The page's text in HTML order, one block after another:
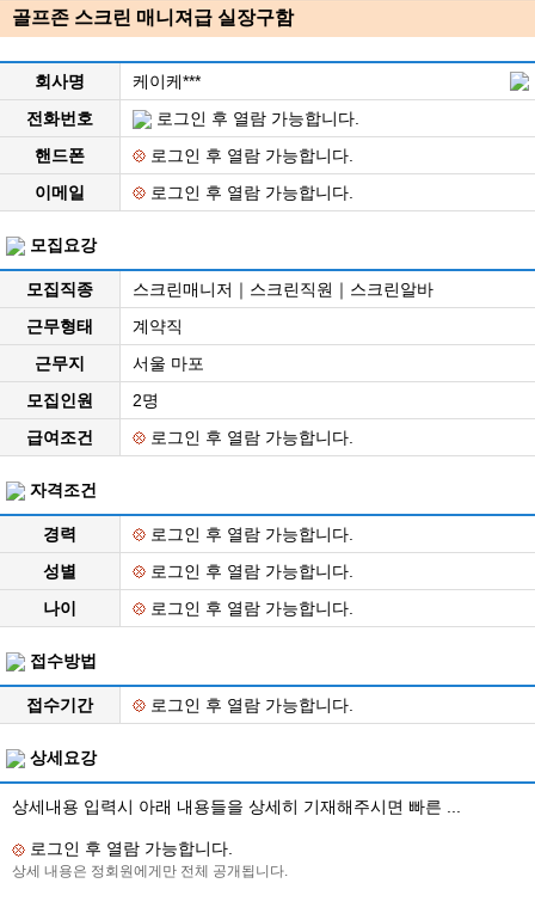
골프존 스크린 매니져급 실장구함
회사명
케이케***
전화번호
로그인 후 열람 가능합니다.
핸드폰
로그인 후 열람 가능합니다.
이메일
로그인 후 열람 가능합니다.
모집요강
모집직종
스크린매니저｜스크린직원｜스크린알바
근무형태
계약직
근무지
서울 마포
모집인원
2명
급여조건
로그인 후 열람 가능합니다.
자격조건
경력
로그인 후 열람 가능합니다.
성별
로그인 후 열람 가능합니다.
나이
로그인 후 열람 가능합니다.
접수방법
접수기간 로그인 후 열람 가능합니다.
상세요강
상세내용 입력시 아래 내용들을 상세히 기재해주시면 빠른 ...
로그인 후 열람 가능합니다.
상세 내용은 정회원에게만 전체 공개됩니다.